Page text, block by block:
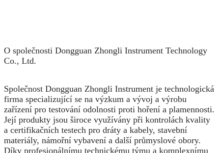
O společnosti Dongguan Zhongli Instrument Technology
Co., Ltd.
Společnost Dongguan Zhongli Instrument je technologická
firma specializující se na výzkum a vývoj a výrobu
zařízení pro testování odolnosti proti hoření a plamennosti.
Její produkty jsou široce využívány při kontrolách kvality
a certifikačních testech pro dráty a kabely, stavební
materiály, námořní vybavení a další průmyslové obory.
Díky profesionálnímu technickému týmu a komplexnímu